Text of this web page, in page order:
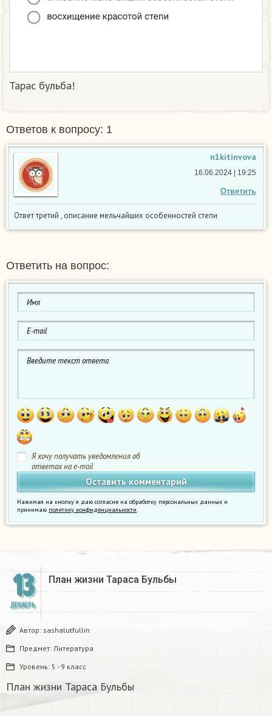
Тарас бульба!
Ответов к вопросу: 1
n1kitinvova
Ответить
16.06.2024 | 19:25
Ответ третий , описание мельчайших особенностей степи
Ответить на вопрос:
Я хочу получать уведомления об
ответах на e-mail
Нажимая на кнопку я даю согласие на обработку персональных данных и
принимаю политику конфиденциальности.
13
ДЕКАБРЬ
План жизни Тараса Бульбы
Автор: sashalutfullin
Предмет: Литература
Уровень: 5 - 9 класс
План жизни Тараса Бульбы